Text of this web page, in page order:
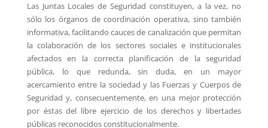
Las Juntas Locales de Seguridad constituyen, a la vez, no
sólo los órganos de coordinación operativa, sino también
informativa, facilitando cauces de canalización que permitan
la colaboración de los sectores sociales e institucionales
afectados en la correcta planificación de la seguridad
pública, lo que redunda, sin duda, en un mayor
acercamiento entre la sociedad y las Fuerzas y Cuerpos de
Seguridad y, consecuentemente, en una mejor protección
por éstas del libre ejercicio de los derechos y libertades
públicas reconocidos constitucionalmente.